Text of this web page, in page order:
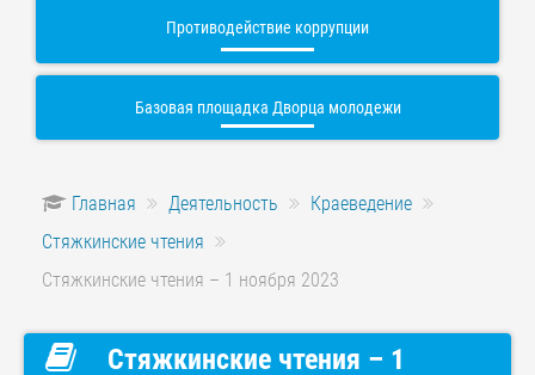
Противодействие коррупции
Базовая площадка Дворца молодежи
Главная Деятельность
Краеведение
Стяжкинские чтения
Стяжкинские чтения – 1 ноября 2023
Стяжкинские чтения – 1